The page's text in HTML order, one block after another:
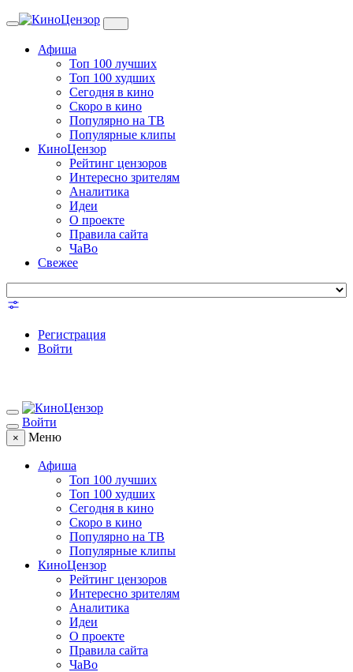
Toggle
Афиша
Топ 100 лучших
Топ 100 худших
Сегодня в кино
Скоро в кино
Популярно на ТВ
Популярные клипы
КиноЦензор
Рейтинг цензоров
Интересно зрителям
Аналитика
Идеи
О проекте
Правила сайта
ЧаВо
Свежее
Регистрация
Войти
Войти
× Меню
Афиша
Топ 100 лучших
Топ 100 худших
Сегодня в кино
Скоро в кино
Популярно на ТВ
Популярные клипы
КиноЦензор
Рейтинг цензоров
Интересно зрителям
Аналитика
Идеи
О проекте
Правила сайта
ЧаВо